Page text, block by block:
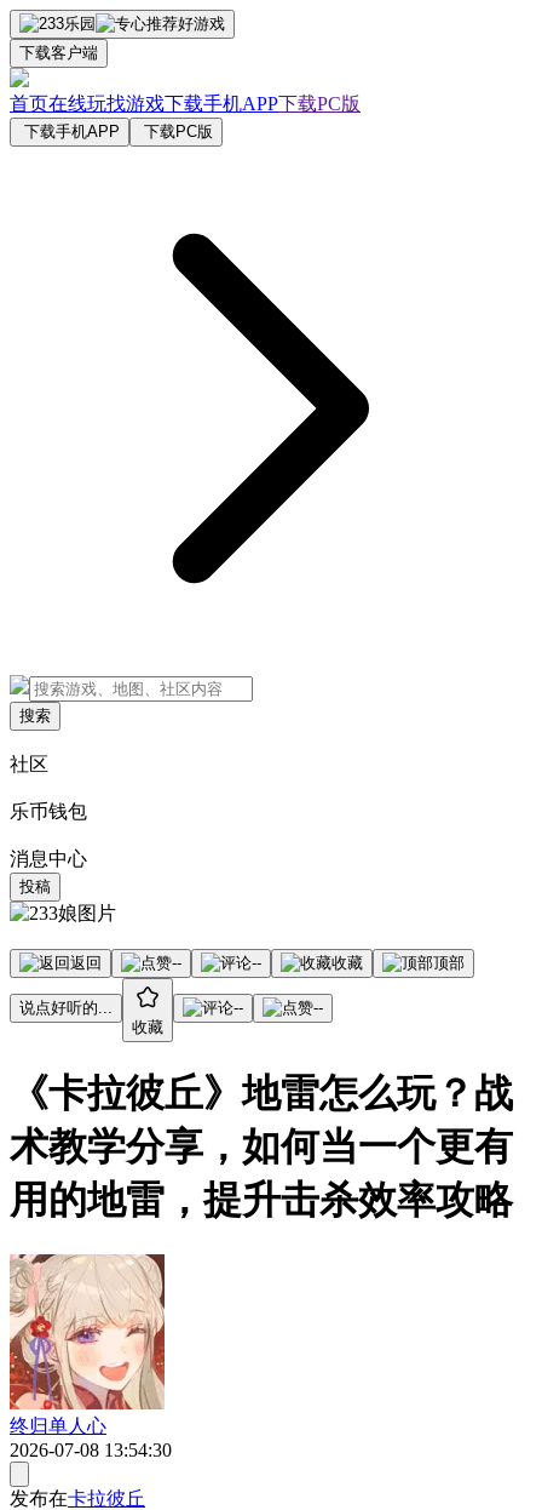
下载客户端
首页在线玩找游戏下载手机APP下载PC版
下载手机APP 下载PC版
搜索
社区
乐币钱包
消息中心
投稿
返回 -- -- 收藏 顶部
说点好听的...
收藏
-- --
《卡拉彼丘》地雷怎么玩？战
术教学分享，如何当一个更有
用的地雷，提升击杀效率攻略
终归单人心
2026-07-08 13:54:30
发布在卡拉彼丘